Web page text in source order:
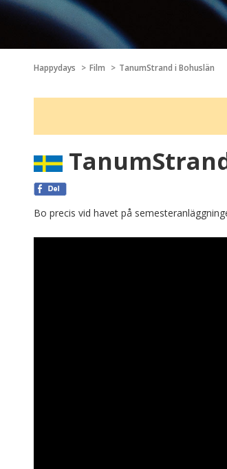
Happydays Film TanumStrand i Bohuslän
Bo precis vid havet på